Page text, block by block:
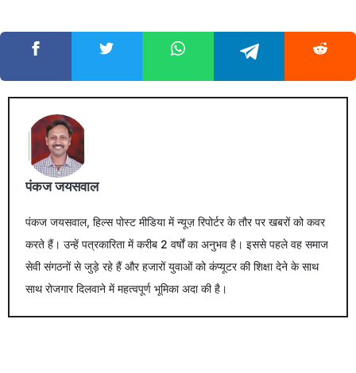
पंकज जयसवाल
पंकज जयसवाल, हिल्स पोस्ट मीडिया में न्यूज़ रिपोर्टर के तौर पर खबरों को कवर
करते हैं। उन्हें पत्रकारिता में करीब 2 वर्षों का अनुभव है। इससे पहले वह समाज
सेवी संगठनों से जुड़े रहे हैं और हजारों युवाओं को कंप्यूटर की शिक्षा देने के साथ
साथ रोजगार दिलवाने में महत्वपूर्ण भूमिका अदा की है।